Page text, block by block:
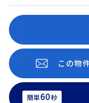
この物
簡単60秒